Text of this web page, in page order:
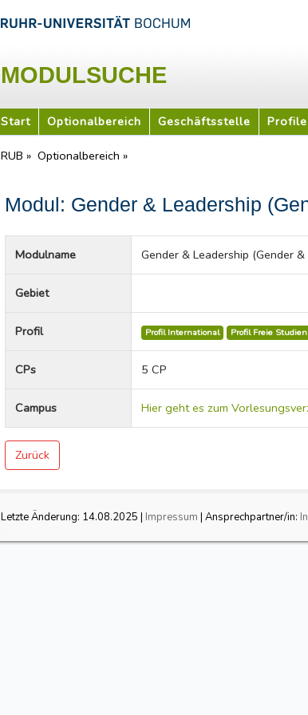
MODULSUCHE
Start Optionalbereich Geschäftsstelle Profile
RUB » Optionalbereich »
Modul: Gender & Leadership
Modulname Gender & Leadership (Gender
Gebiet
Profil Profil International Profil Freie Studien
CPs 5 CP
Campus Hier geht es zum
Zurück
Letzte Änderung: 14.08.2025 | Impressum | Ansprechpartner/in: